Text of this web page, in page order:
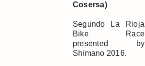
Cosersa)
Segundo La Rioja
Bike Race
presented by
Shimano 2016.